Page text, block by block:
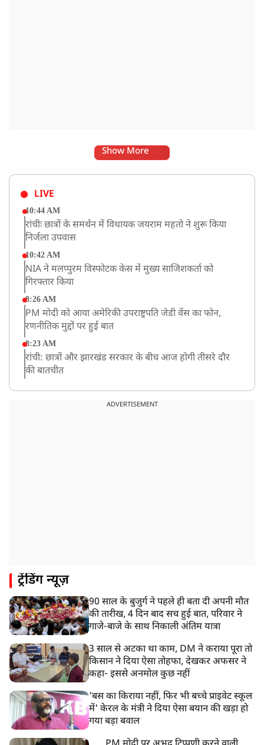
Show More
LIVE
10:44 AM
रांचीः छात्रों के समर्थन में विधायक जयराम महतो ने शुरू किया
निर्जला उपवास
10:42 AM
NIA ने मलप्पुरम विस्फोटक केस में मुख्य साजिशकर्ता को
गिरफ्तार किया
8:26 AM
PM मोदी को आया अमेरिकी उपराष्ट्रपति जेडी वेंस का फोन,
रणनीतिक मुद्दों पर हुई बात
8:23 AM
रांची: छात्रों और झारखंड सरकार के बीच आज होगी तीसरे दौर
की बातचीत
देशभर में आज से 'हर घर तिरंगा' अभियान, सीएम योगी लखनऊ
ADVERTISEMENT
ट्रेंडिंग न्यूज़
90 साल के बुजुर्ग ने पहले ही बता दी अपनी मौत
की तारीख, 4 दिन बाद सच हुई बात, परिवार ने
गाजे-बाजे के साथ निकाली अंतिम यात्रा
3 साल से अटका था काम, DM ने कराया पूरा तो
किसान ने दिया ऐसा तोहफा, देखकर अफसर ने
कहा- इससे अनमोल कुछ नहीं
'बस का किराया नहीं, फिर भी बच्चे प्राइवेट स्कूल
में' केरल के मंत्री ने दिया ऐसा बयान की खड़ा हो
गया बड़ा बवाल